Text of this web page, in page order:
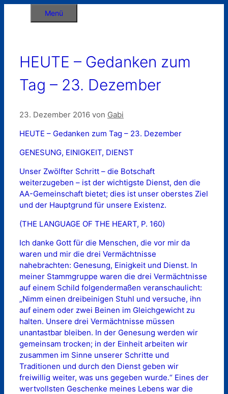
Menü
HEUTE – Gedanken zum
Tag – 23. Dezember
23. Dezember 2016 von Gabi
HEUTE – Gedanken zum Tag – 23. Dezember
GENESUNG, EINIGKEIT, DIENST
Unser Zwölfter Schritt – die Botschaft
weiterzugeben – ist der wichtigste Dienst, den die
AA-Gemeinschaft bietet; dies ist unser oberstes Ziel
und der Hauptgrund für unsere Existenz.
(THE LANGUAGE OF THE HEART, P. 160)
Ich danke Gott für die Menschen, die vor mir da
waren und mir die drei Vermächtnisse
nahebrachten: Genesung, Einigkeit und Dienst. In
meiner Stammgruppe waren die drei Vermächtnisse
auf einem Schild folgendermaßen veranschaulicht:
„Nimm einen dreibeinigen Stuhl und versuche, ihn
auf einem oder zwei Beinen im Gleichgewicht zu
halten. Unsere drei Vermächtnisse müssen
unantastbar bleiben. In der Genesung werden wir
gemeinsam trocken; in der Einheit arbeiten wir
zusammen im Sinne unserer Schritte und
Traditionen und durch den Dienst geben wir
freiwillig weiter, was uns gegeben wurde.“ Eines der
wertvollsten Geschenke meines Lebens war die